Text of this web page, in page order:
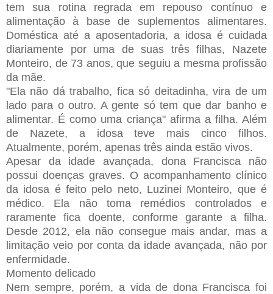
tem sua rotina regrada em repouso contínuo e
alimentação à base de suplementos alimentares.
Doméstica até a aposentadoria, a idosa é cuidada
diariamente por uma de suas três filhas, Nazete
Monteiro, de 73 anos, que seguiu a mesma profissão
da mãe.
"Ela não dá trabalho, fica só deitadinha, vira de um
lado para o outro. A gente só tem que dar banho e
alimentar. É como uma criança" afirma a filha. Além
de Nazete, a idosa teve mais cinco filhos.
Atualmente, porém, apenas três ainda estão vivos.
Apesar da idade avançada, dona Francisca não
possui doenças graves. O acompanhamento clínico
da idosa é feito pelo neto, Luzinei Monteiro, que é
médico. Ela não toma remédios controlados e
raramente fica doente, conforme garante a filha.
Desde 2012, ela não consegue mais andar, mas a
limitação veio por conta da idade avançada, não por
enfermidade.
Momento delicado
Nem sempre, porém, a vida de dona Francisca foi